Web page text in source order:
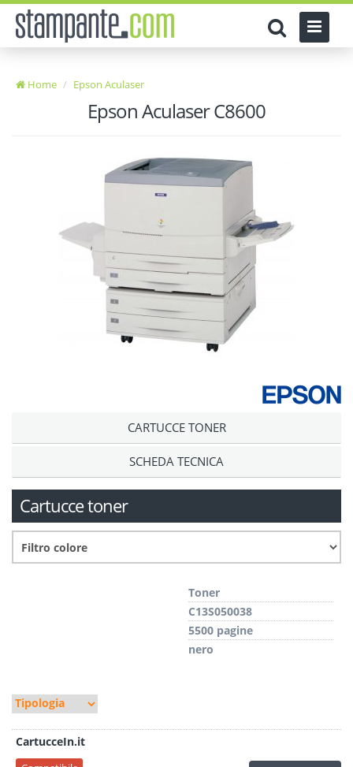
Home Epson Aculaser
Epson Aculaser C8600
CARTUCCE TONER
SCHEDA TECNICA
Cartucce toner
Toner
C13S050038
5500 pagine
nero
CartucceIn.it